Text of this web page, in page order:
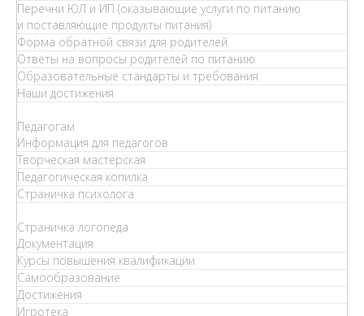
Перечни ЮЛ и ИП (оказывающие услуги по питанию
и поставляющие продукты питания)
Форма обратной связи для родителей
Ответы на вопросы родителей по питанию
Образовательные стандарты и требования
Наши достижения
Педагогам
Информация для педагогов
Творческая мастерская
Педагогическая копилка
Страничка психолога
Страничка логопеда
Документация
Курсы повышения квалификации
Самообразование
Достижения
Игротека